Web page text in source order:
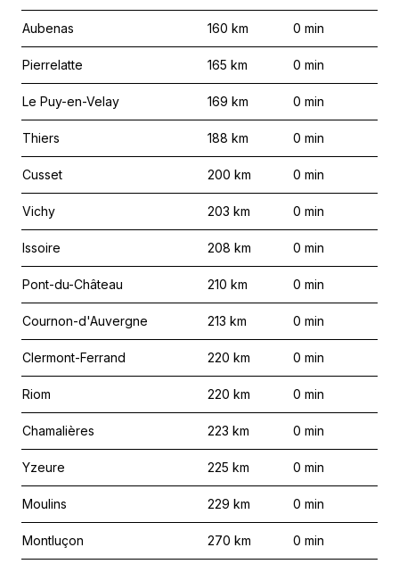
Aubenas 160 km 0 min
Pierrelatte 165 km 0 min
Le Puy-en-Velay 169 km 0 min
Thiers 188 km 0 min
Cusset 200 km 0 min
Vichy 203 km 0 min
Issoire 208 km 0 min
Pont-du-Château 210 km 0 min
Cournon-d'Auvergne 213 km 0 min
Clermont-Ferrand 220 km 0 min
Riom 220 km 0 min
Chamalières 223 km 0 min
Yzeure 225 km 0 min
Moulins 229 km 0 min
Montluçon 270 km 0 min